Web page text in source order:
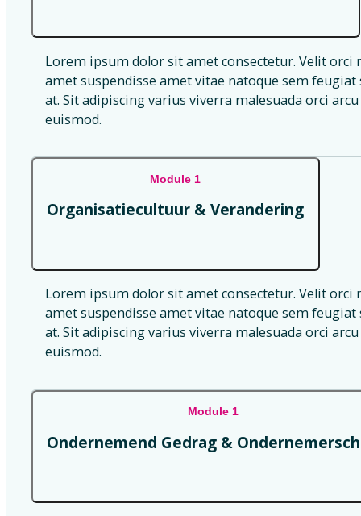
Lorem ipsum dolor sit amet consectetur. Velit
amet suspendisse amet vitae natoque sem
at. Sit adipiscing varius viverra malesuada orci
euismod.
Module 1
Organisatiecultuur & Verandering
Lorem ipsum dolor sit amet consectetur. Velit
amet suspendisse amet vitae natoque sem
at. Sit adipiscing varius viverra malesuada orci
euismod.
Module 1
Ondernemend Gedrag &